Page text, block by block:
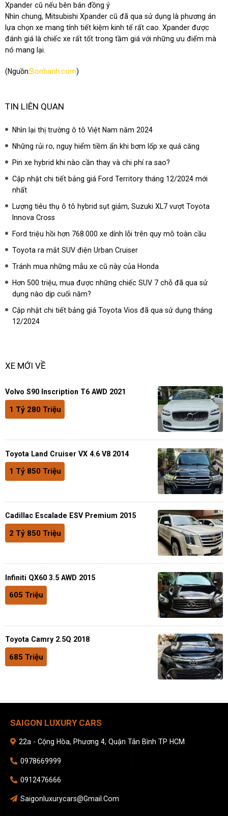
Xpander cũ nếu bên bán đồng ý
Nhìn chung, Mitsubishi Xpander cũ đã qua sử dụng là phương án
lựa chọn xe mang tính tiết kiệm kinh tế rất cao. Xpander được
đánh giá là chiếc xe rất tốt trong tầm giá với những ưu điểm mà
nó mang lại.
(Nguồn:Bonbanh.com)
TIN LIÊN QUAN
Nhìn lại thị trường ô tô Việt Nam năm 2024
Những rủi ro, nguy hiểm tiềm ẩn khi bơm lốp xe quá căng
Pin xe hybrid khi nào cần thay và chi phí ra sao?
Cập nhật chi tiết bảng giá Ford Territory tháng 12/2024 mới
nhất
Lượng tiêu thụ ô tô hybrid sụt giảm, Suzuki XL7 vượt Toyota
Innova Cross
Ford triệu hồi hơn 768.000 xe dính lỗi trên quy mô toàn cầu
Toyota ra mắt SUV điện Urban Cruiser
Tránh mua những mẫu xe cũ này của Honda
Hơn 500 triệu, mua được những chiếc SUV 7 chỗ đã qua sử
dụng nào dịp cuối năm?
Cập nhật chi tiết bảng giá Toyota Vios đã qua sử dụng tháng
12/2024
XE MỚI VỀ
Volvo S90 Inscription T6 AWD 2021
1 Tỷ 280 Triệu
Toyota Land Cruiser VX 4.6 V8 2014
1 Tỷ 850 Triệu
Cadillac Escalade ESV Premium 2015
2 Tỷ 850 Triệu
Infiniti QX60 3.5 AWD 2015
605 Triệu
Toyota Camry 2.5Q 2018
685 Triệu
SAIGON LUXURY CARS
22a - Cộng Hòa, Phương 4, Quận Tân Bình TP HCM
0978669999
0912476666
Saigonluxurycars@gmail.com